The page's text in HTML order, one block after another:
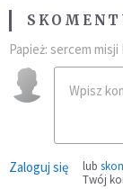
Papież: sercem
Zaloguj się lub
Twój